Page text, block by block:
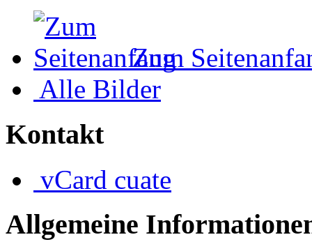
Zum
Alle Bilder
Kontakt
vCard cuate
Allgemeine